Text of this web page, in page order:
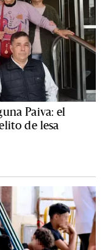
Paiva: el
de lesa